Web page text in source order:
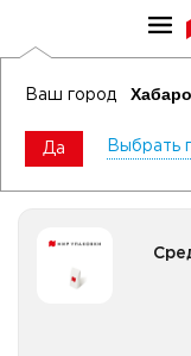
Ваш город
Да Выбрать
Средства для
Средства от